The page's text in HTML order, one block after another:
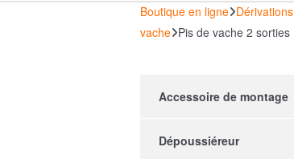
Boutique en ligne Dérivations
vache Pis de vache 2 sorties
Accessoire de montage
Dépoussiéreur